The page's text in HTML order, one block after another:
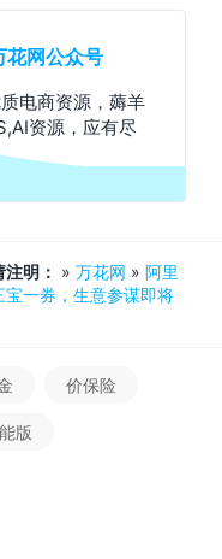
花网公众号
电商资源，薅羊
资源，应有尽
明： » 万花网 » 阿里
一券，生意参谋即将
价保险
版